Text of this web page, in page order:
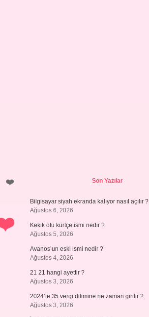
SidebarSon Yazılar
Bilgisayar siyah ekranda kalıyor nasıl açılır ?
Ağustos 6, 2026
Kekik otu kürtçe ismi nedir ?
Ağustos 5, 2026
Avanos’un eski ismi nedir ?
Ağustos 4, 2026
21 21 hangi ayettir ?
Ağustos 3, 2026
2024’te 35 vergi dilimine ne zaman girilir ?
Ağustos 3, 2026